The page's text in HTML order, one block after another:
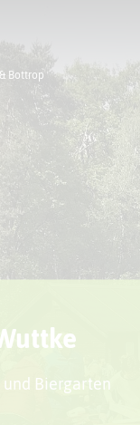
Bottrop
Biergarten